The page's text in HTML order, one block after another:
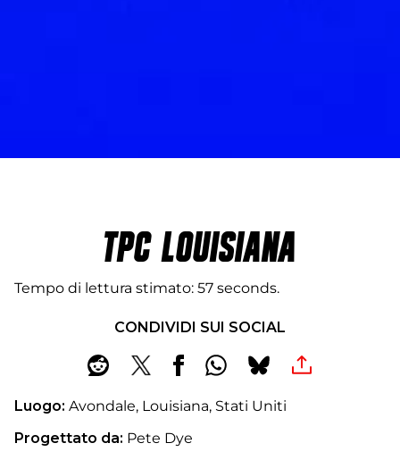
TPC LOUISIANA
Tempo di lettura stimato 57 seconds
CONDIVIDI SUI SOCIAL
Luogo: Avondale, Louisiana, Stati Uniti
Progettato da: Pete Dye